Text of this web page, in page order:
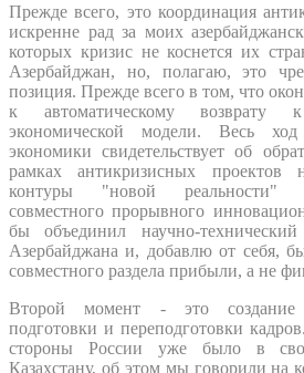
Прежде всего, это координация
искренне рад за моих
которых кризис не коснется их
Азербайджан, но, полагаю, это
позиция. Прежде всего в том, что
к автоматическому возврату
экономической модели. Весь ход
экономики свидетельствует об
рамках антикризисных проектов
контуры "новой реальности"
совместного прорывного
бы объединил научно-
Азербайджана и, добавлю от себя,
совместного раздела прибыли, а не
Второй момент - это создание
подготовки и переподготовки
стороны России уже было в
Казахстану, об этом мы говорили на